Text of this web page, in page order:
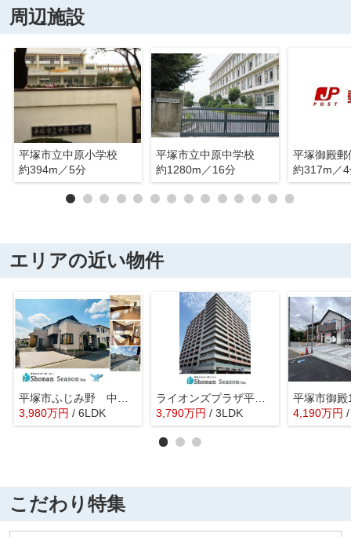
周辺施設
平塚市立中原小学校
約394m／5分
平塚市立中原中学校
約1280m／16分
平塚御殿郵
約317m／
エリアの近い物件
平塚市ふじみ野 中古戸建 76.44坪
3,980万円 / 6LDK
ライオンズプラザ平塚見附町
3,790万円 / 3LDK 4,190万円
こだわり特集